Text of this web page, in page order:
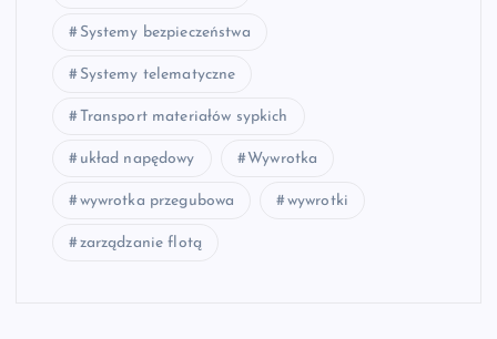
Systemy bezpieczeństwa
Systemy telematyczne
Transport materiałów sypkich
układ napędowy Wywrotka
wywrotka przegubowa wywrotki
zarządzanie flotą